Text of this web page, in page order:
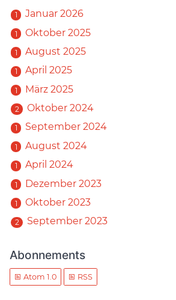
1 Januar 2026
1 Oktober 2025
1 August 2025
1 April 2025
1 März 2025
2 Oktober 2024
1 September 2024
1 August 2024
1 April 2024
1 Dezember 2023
1 Oktober 2023
2 September 2023
Abonnements
Atom 1.0 RSS